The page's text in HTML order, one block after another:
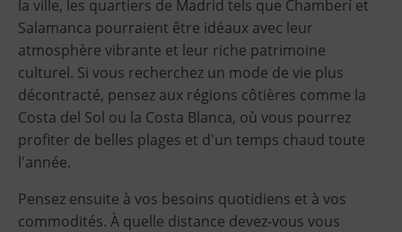
la ville, les quartiers de Madrid tels que Chamberí et
Salamanca pourraient être idéaux avec leur
atmosphère vibrante et leur riche patrimoine
culturel. Si vous recherchez un mode de vie plus
décontracté, pensez aux régions côtières comme la
Costa del Sol ou la Costa Blanca, où vous pourrez
profiter de belles plages et d'un temps chaud toute
l'année.
Pensez ensuite à vos besoins quotidiens et à vos
commodités. À quelle distance devez-vous vous